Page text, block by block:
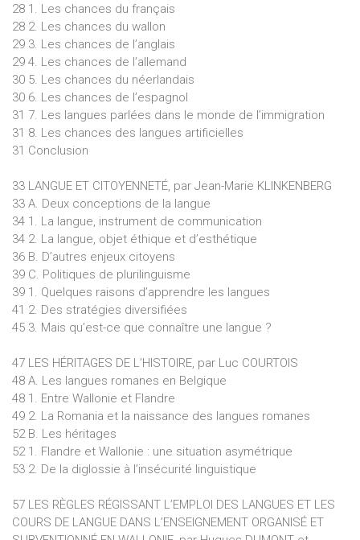
28 1. Les chances du français
28 2. Les chances du wallon
29 3. Les chances de l’anglais
29 4. Les chances de l’allemand
30 5. Les chances du néerlandais
30 6. Les chances de l’espagnol
31 7. Les langues parlées dans le monde de l’immigration
31 8. Les chances des langues artificielles
31 Conclusion
33 LANGUE ET CITOYENNETÉ, par Jean-Marie KLINKENBERG
33 A. Deux conceptions de la langue
34 1. La langue, instrument de communication
34 2. La langue, objet éthique et d’esthétique
36 B. D’autres enjeux citoyens
39 C. Politiques de plurilinguisme
39 1. Quelques raisons d’apprendre les langues
41 2. Des stratégies diversifiées
45 3. Mais qu’est-ce que connaître une langue ?
47 LES HÉRITAGES DE L’HISTOIRE, par Luc COURTOIS
48 A. Les langues romanes en Belgique
48 1. Entre Wallonie et Flandre
49 2. La Romania et la naissance des langues romanes
52 B. Les héritages
52 1. Flandre et Wallonie : une situation asymétrique
53 2. De la diglossie à l’insécurité linguistique
57 LES RÈGLES RÉGISSANT L’EMPLOI DES LANGUES ET LES
COURS DE LANGUE DANS L’ENSEIGNEMENT ORGANISÉ ET